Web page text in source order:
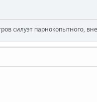
силуэт парнокопытного,